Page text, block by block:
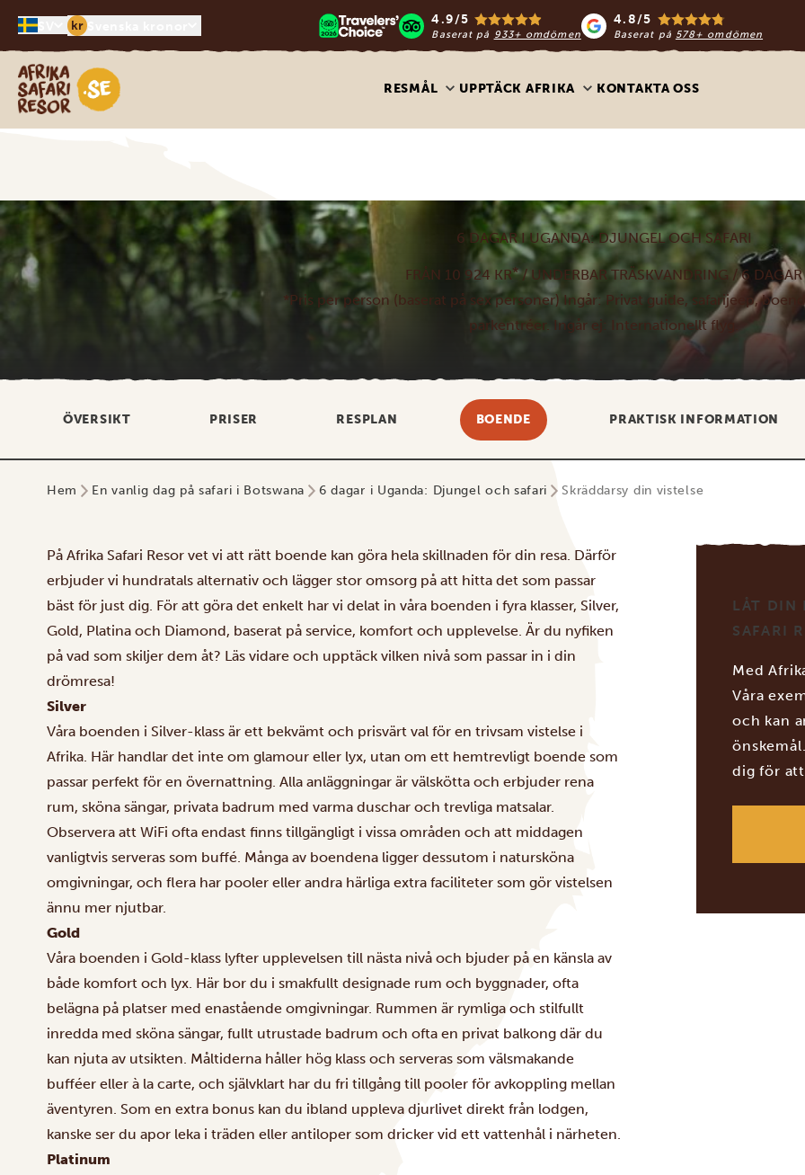
kr 4.9/5
Baserat på 933+ omdömen
4.8/5
Baserat på 578+ omdömen
Safari-resor i Afrika
RESMÅL UPPTÄCK AFRIKA KONTAKTA OSS
6 DAGAR I UGANDA: DJUNGEL OCH SAFARI
FRÅN 10 924 KR*/ UNDERBAR TRÄSKVANDRING / 6 DAGAR
*Pris per person (baserat på sex personer) Ingår: Privat guide, safarijeep,
parkentréer. Ingår ej: Internationellt flyg.
ÖVERSIKT PRISER RESPLAN BOENDE PRAKTISK INFORMATION
Hem En vanlig dag på safari i Botswana 6 dagar i Uganda: Djungel och safari Skräddarsy din vistelse
På Afrika Safari Resor vet vi att rätt boende kan göra hela skillnaden för din resa. Därför
erbjuder vi hundratals alternativ och lägger stor omsorg på att hitta det som passar
bäst för just dig. För att göra det enkelt har vi delat in våra boenden i fyra klasser, Silver,
Gold, Platina och Diamond, baserat på service, komfort och upplevelse. Är du nyfiken
på vad som skiljer dem åt? Läs vidare och upptäck vilken nivå som passar in i din
drömresa!
Silver
Våra boenden i Silver-klass är ett bekvämt och prisvärt val för en trivsam vistelse i
Afrika. Här handlar det inte om glamour eller lyx, utan om ett hemtrevligt boende som
passar perfekt för en övernattning. Alla anläggningar är välskötta och erbjuder rena
rum, sköna sängar, privata badrum med varma duschar och trevliga matsalar.
Observera att WiFi ofta endast finns tillgängligt i vissa områden och att middagen
vanligtvis serveras som buffé. Många av boendena ligger dessutom i natursköna
omgivningar, och flera har pooler eller andra härliga extra faciliteter som gör vistelsen
ännu mer njutbar.
Gold
Våra boenden i Gold-klass lyfter upplevelsen till nästa nivå och bjuder på en känsla av
både komfort och lyx. Här bor du i smakfullt designade rum och byggnader, ofta
belägna på platser med enastående omgivningar. Rummen är rymliga och stilfullt
inredda med sköna sängar, fullt utrustade badrum och ofta en privat balkong där du
kan njuta av utsikten. Måltiderna håller hög klass och serveras som välsmakande
bufféer eller à la carte, och självklart har du fri tillgång till pooler för avkoppling mellan
äventyren. Som en extra bonus kan du ibland uppleva djurlivet direkt från lodgen,
kanske ser du apor leka i träden eller antiloper som dricker vid ett vattenhål i närheten.
Platinum
LÅT DIN
SAFARI
Med
Våra
och kan
dig för